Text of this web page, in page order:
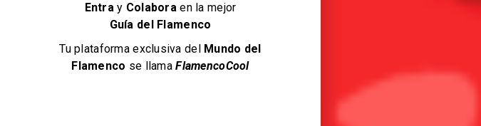
Entray Colabora en la mejor
Guía del Flamenco
Tu plataforma exclusiva del Mundo del
Flamenco se llamaFlamencoCool